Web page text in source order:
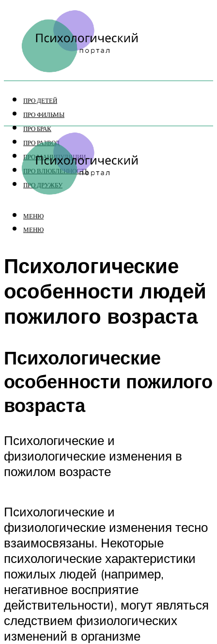
ПРО ДЕТЕЙ
ПРО ФИЛЬМЫ
ПРО БРАК
ПРО РАЗВОД
ПРО МАНИПУЛЯЦИИ
ПРО ВЛЮБЛЕННОСТЬ
ПРО ДРУЖБУ
МЕНЮ
МЕНЮ
Психологические
особенности людей
пожилого возраста
Психологические
особенности пожилого
возраста
Психологические и
физиологические изменения в
пожилом возрасте
Психологические и
физиологические изменения тесно
взаимосвязаны. Некоторые
психологические характеристики
пожилых людей (например,
негативное восприятие
действительности), могут являться
следствием физиологических
изменений в организме